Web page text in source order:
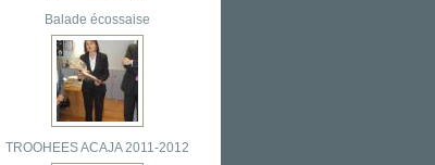
Balade écossaise
TROOHEES ACAJA 2011-2012